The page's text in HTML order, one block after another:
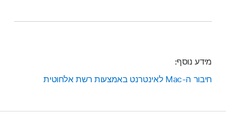
מידע נוסף:
חיבור ה‑Mac לאינטרנט באמצעות רשת אלחוטית